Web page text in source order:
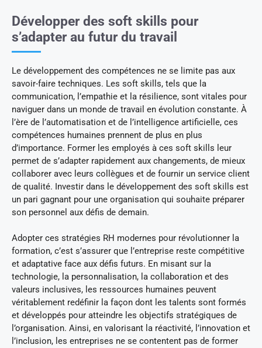
Développer des soft skills pour
s’adapter au futur du travail
Le développement des compétences ne se limite pas aux
savoir-faire techniques. Les soft skills, tels que la
communication, l’empathie et la résilience, sont vitales pour
naviguer dans un monde de travail en évolution constante. À
l’ère de l’automatisation et de l’intelligence artificielle, ces
compétences humaines prennent de plus en plus
d’importance. Former les employés à ces soft skills leur
permet de s’adapter rapidement aux changements, de mieux
collaborer avec leurs collègues et de fournir un service client
de qualité. Investir dans le développement des soft skills est
un pari gagnant pour une organisation qui souhaite préparer
son personnel aux défis de demain.
Adopter ces stratégies RH modernes pour révolutionner la
formation, c’est s’assurer que l’entreprise reste compétitive
et adaptative face aux défis futurs. En misant sur la
technologie, la personnalisation, la collaboration et des
valeurs inclusives, les ressources humaines peuvent
véritablement redéfinir la façon dont les talents sont formés
et développés pour atteindre les objectifs stratégiques de
l’organisation. Ainsi, en valorisant la réactivité, l’innovation et
l’inclusion, les entreprises ne se contentent pas de former